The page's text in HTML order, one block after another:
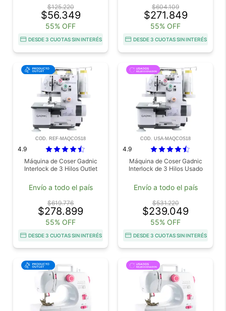
$125.220
$56.349
55% OFF
DESDE 3 CUOTAS SIN INTERÉS
$604.109
$271.849
55% OFF
DESDE 3 CUOTAS SIN INTERÉS
COD. REF-MAQCOS18
4.9
Máquina de Coser Gadnic
Interlock de 3 Hilos Outlet
Envío a todo el país
$619.776
$278.899
55% OFF
DESDE 3 CUOTAS SIN INTERÉS
COD. USA-MAQCOS18
4.9
Máquina de Coser Gadnic
Interlock de 3 Hilos Usado
Envío a todo el país
$531.220
$239.049
55% OFF
DESDE 3 CUOTAS SIN INTERÉS